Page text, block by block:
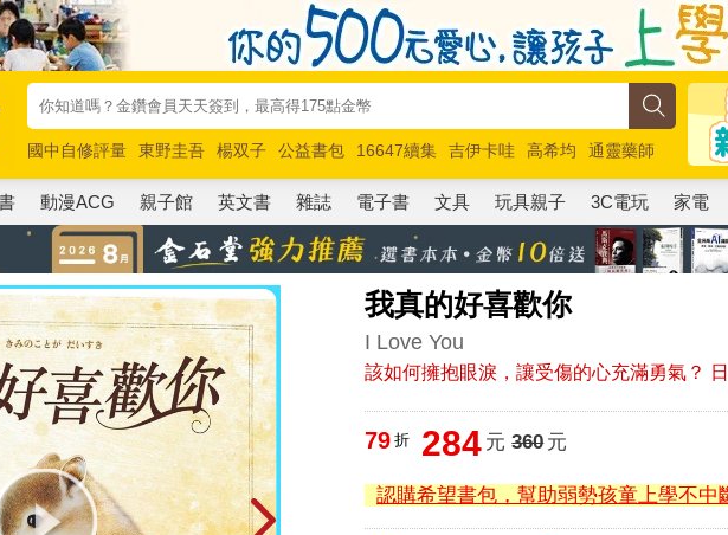
國中自修評量 東野圭吾 楊双子 公益書包 16647續集 吉伊卡哇 高希均
通靈藥師
唯紅花綻放
奧德賽 路邊攤新作 馬斯克 玩具總動員5 超慢跑
動漫ACG 親子館 英文書 雜誌 電子書 文具 玩具親子 3C電玩 家電
我真的好喜歡你
I Love You
該如何擁抱眼淚，讓受傷的心充滿勇氣？
79 折 284 元 360元
認購希望書包，幫助弱勢孩童上學不中